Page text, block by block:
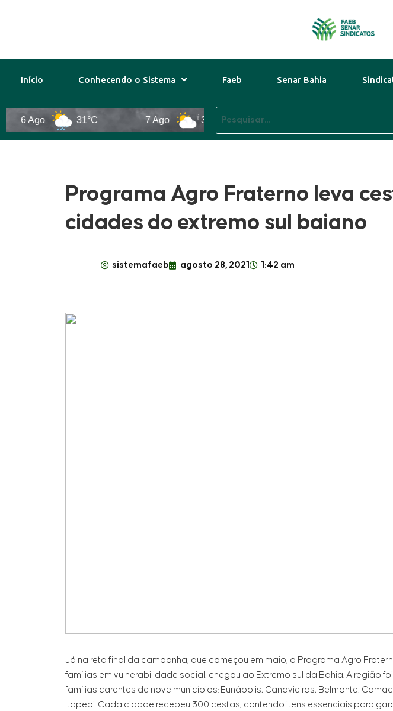
Início Conhecendo o Sistema Faeb Senar Bahia
31°C 31°C 8 Ago
Programa Agro Fraterno leva
cidades do extremo sul baiano
sistemafaeb agosto 28, 2021 1:42 am
Já na reta final da campanha, que começou em maio, o Programa Agro
famílias em vulnerabilidade social, chegou ao Extremo sul da Bahia. A região
famílias carentes de nove municípios: Eunápolis, Canavieiras, Belmonte,
Itapebi. Cada cidade recebeu 300 cestas, contendo itens essenciais para